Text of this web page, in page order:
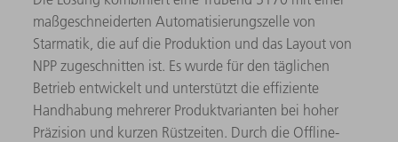
maßgeschneiderten Automatisierungszelle von
Starmatik, die auf die Produktion und das Layout von
NPP zugeschnitten ist. Es wurde für den täglichen
Betrieb entwickelt und unterstützt die effiziente
Handhabung mehrerer Produktvarianten bei hoher
Präzision und kurzen Rüstzeiten. Durch die Offline-